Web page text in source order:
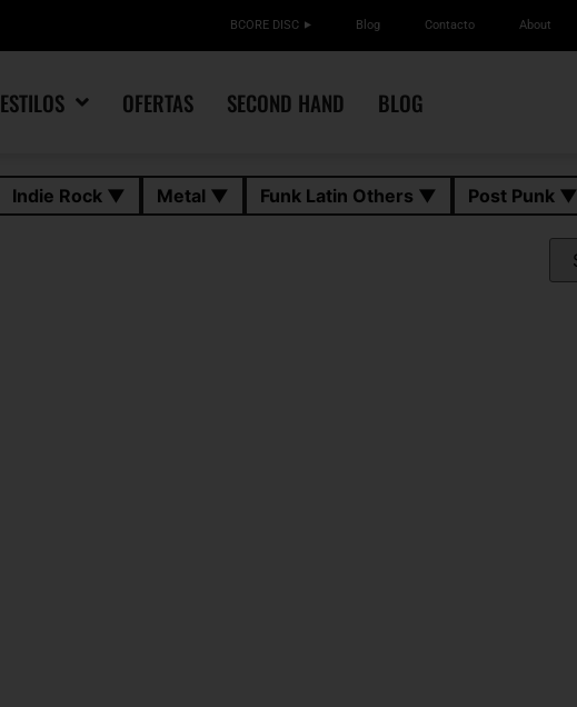
BCORE DISC Blog Contacto About
ESTILOS OFERTAS SECOND HAND BLOG
Indie Rock ▼ Metal ▼ Funk Latin Others ▼ Post Punk ▼